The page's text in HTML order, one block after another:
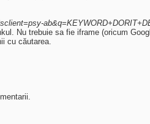
Nu trebuie sa fie iframe (oricum
cu căutarea.